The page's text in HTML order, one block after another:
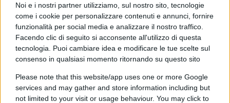
Noi e i nostri partner utilizziamo, sul nostro sito, tecnologie
come i cookie per personalizzare contenuti e annunci, fornire
funzionalità per social media e analizzare il nostro traffico.
Facendo clic di seguito si acconsente all'utilizzo di questa
tecnologia. Puoi cambiare idea e modificare le tue scelte sul
consenso in qualsiasi momento ritornando su questo sito
Please note that this website/app uses one or more Google
services and may gather and store information including but
not limited to your visit or usage behaviour. You may click to
diversa rispetto a quella presentata dal
magistrato. Tra i casi più emblematici, ricordiamo
il magistrato Antonino Scopelliti,ucciso nel 1991
in un’azione coordinata tra Cosa Nostra e
corruzione, proprio per non rigettare i ricorsi in
Cassazione degli avvocati di alcuni boss mafiosi.